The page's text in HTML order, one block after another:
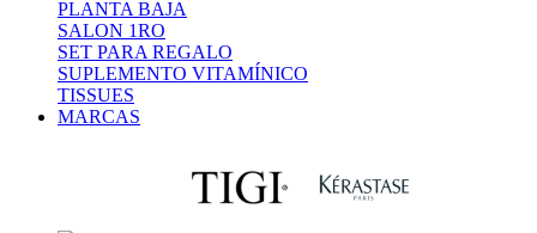
PLANTA BAJA
SALON 1RO
SET PARA REGALO
SUPLEMENTO VITAMÍNICO
TISSUES
MARCAS